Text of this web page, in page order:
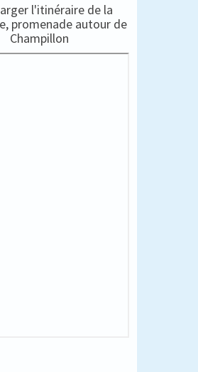
l'itinéraire de la
promenade autour de
Champillon